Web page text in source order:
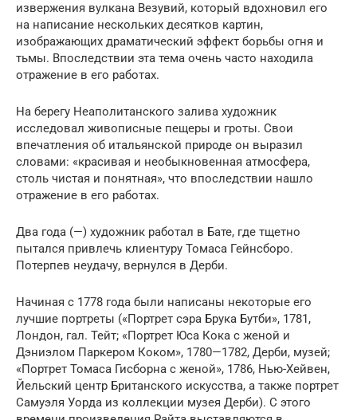
извержения вулкана Везувий, который вдохновил его
на написание нескольких десятков картин,
изображающих драматический эффект борьбы огня и
тьмы. Впоследствии эта тема очень часто находила
отражение в его работах.
На берегу Неаполитанского залива художник
исследовал живописные пещеры и гроты. Свои
впечатления об итальянской природе он выразил
словами: «красивая и необыкновенная атмосфера,
столь чистая и понятная», что впоследствии нашло
отражение в его работах.
Два года (—) художник работал в Бате, где тщетно
пытался привлечь клиентуру Томаса Гейнсборо.
Потерпев неудачу, вернулся в Дерби.
Начиная с 1778 года были написаны некоторые его
лучшие портреты («Портрет сэра Брука Бутби», 1781,
Лондон, гал. Тейт; «Портрет Юса Кока с женой и
Дэниэлом Паркером Коком», 1780—1782, Дерби, музей;
«Портрет Томаса Гисборна с женой», 1786, Нью-Хейвен,
Йельский центр Британского искусства, а также портрет
Самуэля Уорда из коллекции музея Дерби). С этого